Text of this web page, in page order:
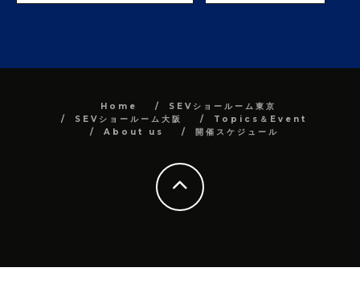
Home
SEVショールーム東京
SEVショールーム大阪
Topics＆Event
About us
開催スケジュール